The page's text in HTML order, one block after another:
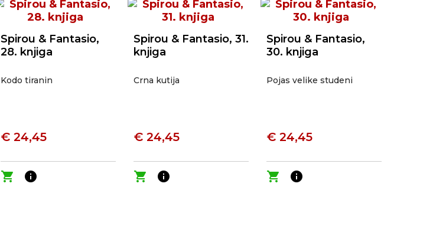
Spirou & Fantasio,
28. knjiga
Kodo tiranin
€ 24,45
shopping_cart info
Spirou & Fantasio, 31.
knjiga
Crna kutija
€ 24,45
shopping_cart info
Spirou & Fantasio,
30. knjiga
Pojas velike studeni
€ 24,45
shopping_cart info